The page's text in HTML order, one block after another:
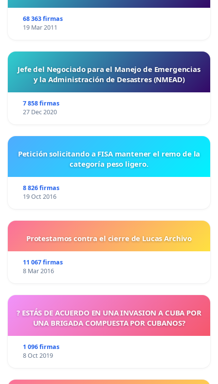
68 363 firmas
19 Mar 2011
Jefe del Negociado para el Manejo de Emergencias
y la Administración de Desastres (NMEAD)
7 858 firmas
27 Dec 2020
Petición solicitando a FISA mantener el remo de la
categoría peso ligero.
8 826 firmas
19 Oct 2016
Protestamos contra el cierre de Lucas Archivo
11 067 firmas
8 Mar 2016
? ESTÁS DE ACUERDO EN UNA INVASION A CUBA POR
UNA BRIGADA COMPUESTA POR CUBANOS?
1 096 firmas
8 Oct 2019